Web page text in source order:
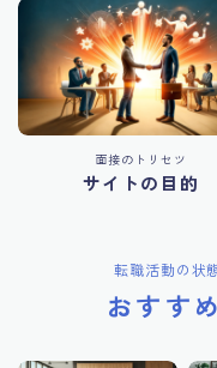
面接のトリセツ
サイトの目的
転職活動の状
おすす